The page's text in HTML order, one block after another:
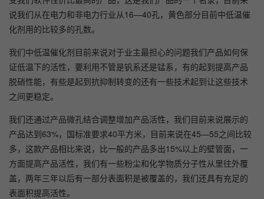
说我们从在电力和非电力行业从16—40孔，黄色部分目前中低温催
化剂用的比较多的孔数。
我们中低温催化剂目前来说对于业主最担心的问题我们产品如何保
证低温下的活性，要利用不管是钒系还是锰系，有的起到提高产品
脱硝性能，有些是起到抗抑制转变的还有一些技术起到让这些技术
之间更稳定。
我们还通过产品微孔结合调整增加产品活性，我们目前来说展示的
产品达到63%，国标准要求40平方米，目前来说在45—55之间比较
多，这款产品相比来说，比一般的产品多出15%以上的壁管面，一
方面提高产品活性，我们有一些粉尘和化学物质分子性从里往外覆
盖，两年三年以后有一部分表面积是被覆盖的，我们还具有充足的
表面积提高活性。